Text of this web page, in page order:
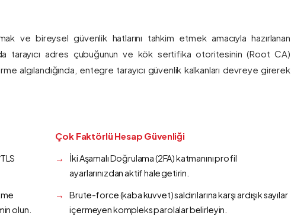
ve bireysel güvenlik hatlarını tahkim etmek amacıyla hazırlanan
tarayıcı adres çubuğunun ve kök sertifika otoritesinin (Root CA)
algılandığında, entegre tarayıcı güvenlik kalkanları devreye girerek
olun.
Çok Faktörlü Hesap Güvenliği
İki Aşamalı Doğrulama (2FA) katmanını profil
ayarlarınızdan aktif hale getirin.
Brute-force (kaba kuvvet) saldırılarına karşı ardışık sayılar
içermeyen kompleks parolalar belirleyin.